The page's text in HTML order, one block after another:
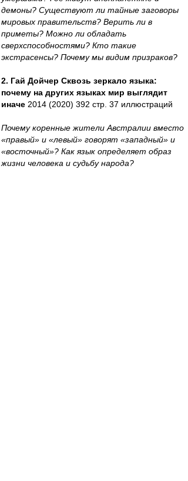
демоны? Существуют ли тайные заговоры
мировых правительств? Верить ли в
приметы? Можно ли обладать
сверхспособностями? Кто такие
экстрасенсы? Почему мы видим призраков?
2. Гай Дойчер Сквозь зеркало языка:
почему на других языках мир выглядит
иначе 2014 (2020) 392 стр. 37 иллюстраций
Почему коренные жители Австралии вместо
«правый» и «левый» говорят «западный» и
«восточный»? Как язык определяет образ
жизни человека и судьбу народа?